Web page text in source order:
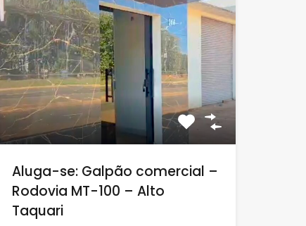
Aluga-se: Galpão comercial –
Rodovia MT-100 – Alto
Taquari